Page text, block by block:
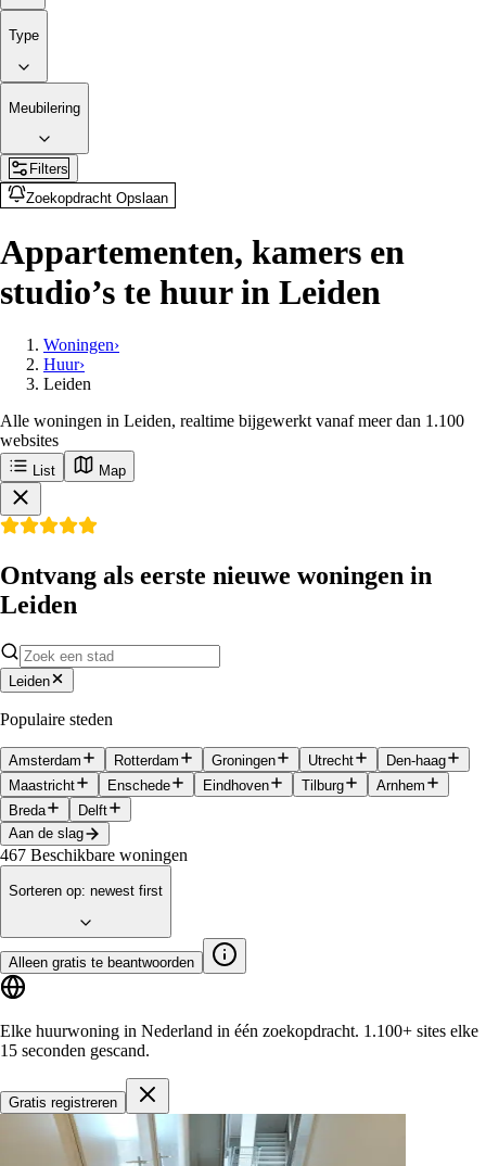
Type
Meubilering
Filters
Zoekopdracht Opslaan
Appartementen, kamers en
studio’s te huur in Leiden
Woningen›
Huur›
Leiden
Alle woningen in Leiden, realtime bijgewerkt vanaf meer dan 1.100
websites
List Map
Ontvang als eerste nieuwe woningen in
Leiden
Leiden
Populaire steden
Amsterdam Rotterdam Groningen Utrecht
Den-haag
Maastricht
Enschede Eindhoven Tilburg
Arnhem
Breda
Delft
Aan de slag
467 Beschikbare woningen
Sorteren op: newest first
Alleen gratis te beantwoorden
Elke huurwoning in Nederland in één zoekopdracht. 1.100+ sites elke
15 seconden gescand.
Gratis registreren